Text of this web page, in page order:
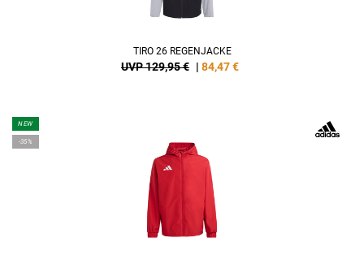
TIRO 26 REGENJACKE
UVP 129,95 € | 84,47€
NEW
-35%